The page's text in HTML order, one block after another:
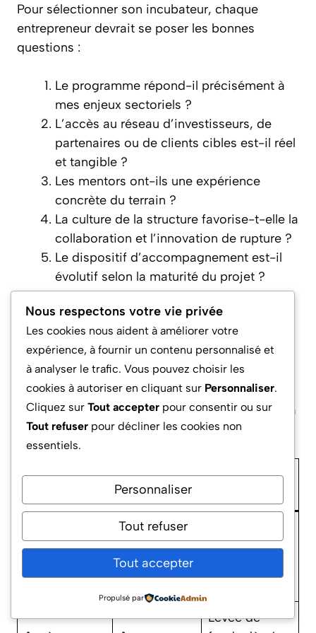
Pour sélectionner son incubateur, chaque
entrepreneur devrait se poser les bonnes
questions :
Le programme répond-il précisément à
mes enjeux sectoriels ?
L’accès au réseau d’investisseurs, de
partenaires ou de clients cibles est-il réel
et tangible ?
Les mentors ont-ils une expérience
concrète du terrain ?
La culture de la structure favorise-t-elle la
collaboration et l’innovation de rupture ?
Le dispositif d’accompagnement est-il
évolutif selon la maturité du projet ?
Bonnes pratiques observées en 2026 : une
startup du secteur aliment-tech à Montpellier
ayant croisé incubateur local et accélérateur
thématique a pu, en un an, passer du prototype
au marché international, grâce à l’appui direct
d’un expert sectoriel et à un accès démultiplié à
des ressources en R&D.
Critère de
Impact
métier
Exemple
Spécialisation
Plus grande
pertinence
des conseils
medtech
Levée de
Nous respectons votre vie privée
Les cookies nous aident à améliorer votre
expérience, à fournir un contenu personnalisé et
à analyser le trafic. Vous pouvez choisir les
cookies à autoriser en cliquant sur Personnaliser.
Cliquez sur Tout accepter pour consentir ou sur
Tout refuser pour décliner les cookies non
essentiels.
Personnaliser
Tout refuser
Tout accepter
Propulsé par